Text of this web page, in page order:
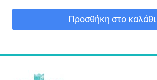
Προσθήκη στο καλάθι